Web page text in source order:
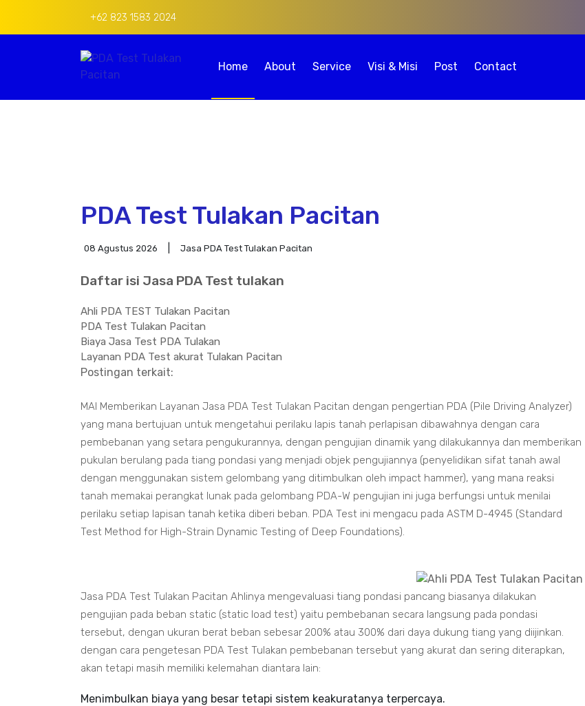
+62 823 1583 2024
Home About Service Visi & Misi Post Contact
PDA Test Tulakan Pacitan
08 Agustus 2026 Jasa PDA Test Tulakan Pacitan
Daftar isi Jasa PDA Test tulakan
Ahli PDA TEST Tulakan Pacitan
PDA Test Tulakan Pacitan
Biaya Jasa Test PDA Tulakan
Layanan PDA Test akurat Tulakan Pacitan
Postingan terkait:
MAI Memberikan Layanan Jasa PDA Test Tulakan Pacitan dengan pengertian PDA (Pile Driving Analyzer)
yang mana bertujuan untuk mengetahui perilaku lapis tanah perlapisan dibawahnya dengan cara
pembebanan yang setara pengukurannya, dengan pengujian dinamik yang dilakukannya dan memberikan
pukulan berulang pada tiang pondasi yang menjadi objek pengujiannya (penyelidikan sifat tanah awal
dengan menggunakan sistem gelombang yang ditimbulkan oleh impact hammer), yang mana reaksi
tanah memakai perangkat lunak pada gelombang PDA-W pengujian ini juga berfungsi untuk menilai
perilaku setiap lapisan tanah ketika diberi beban. PDA Test ini mengacu pada ASTM D-4945 (Standard
Test Method for High-Strain Dynamic Testing of Deep Foundations).
Jasa PDA Test Tulakan Pacitan Ahlinya mengevaluasi tiang pondasi pancang biasanya dilakukan
pengujian pada beban static (static load test) yaitu pembebanan secara langsung pada pondasi
tersebut, dengan ukuran berat beban sebesar 200% atau 300% dari daya dukung tiang yang diijinkan.
dengan cara pengetesan PDA Test Tulakan pembebanan tersebut yang akurat dan sering diterapkan,
akan tetapi masih memiliki kelemahan diantara lain:
Menimbulkan biaya yang besar tetapi sistem keakuratanya terpercaya.